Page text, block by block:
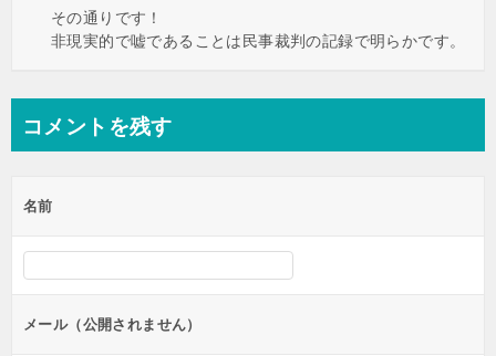
その通りです！
非現実的で嘘であることは民事裁判の記録で明らかです。
コメントを残す
名前
メール（公開されません）